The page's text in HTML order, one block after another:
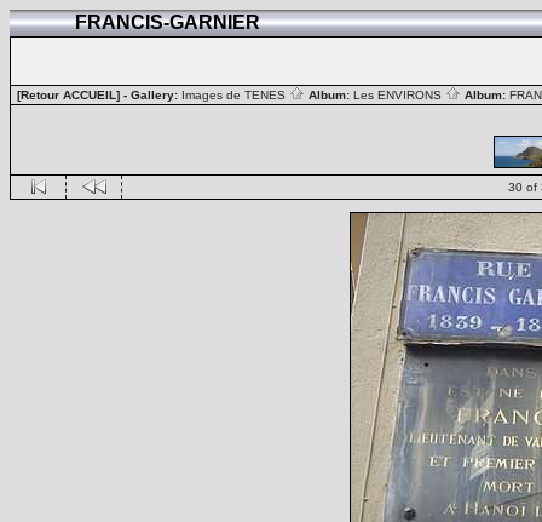
FRANCIS-GARNIER
[Retour ACCUEIL] - Gallery: Images de TENES Album: Les ENVIRONS Album:
30 of